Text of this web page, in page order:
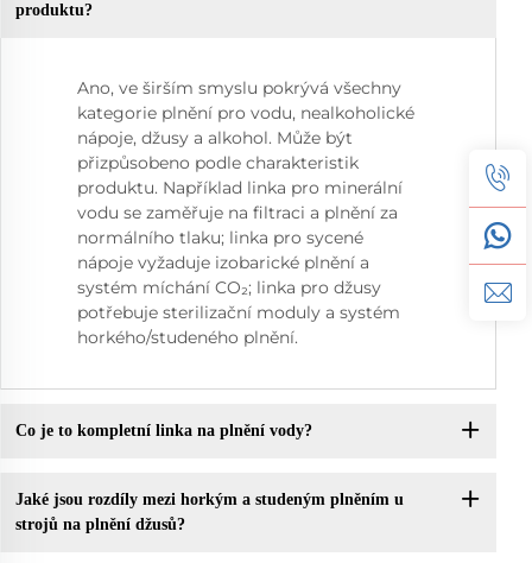
produktu?
Ano, ve širším smyslu pokrývá všechny
kategorie plnění pro vodu, nealkoholické
nápoje, džusy a alkohol. Může být
přizpůsobeno podle charakteristik
produktu. Například linka pro minerální
vodu se zaměřuje na filtraci a plnění za
normálního tlaku; linka pro sycené
nápoje vyžaduje izobarické plnění a
systém míchání CO₂; linka pro džusy
potřebuje sterilizační moduly a systém
horkého/studeného plnění.
Co je to kompletní linka na plnění vody?
Jaké jsou rozdíly mezi horkým a studeným plněním u
strojů na plnění džusů?